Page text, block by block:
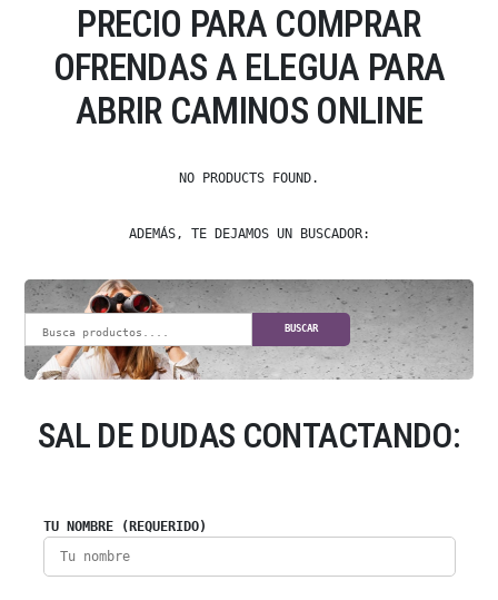
PRECIO PARA COMPRAR
OFRENDAS A ELEGUA PARA
ABRIR CAMINOS ONLINE
NO PRODUCTS FOUND.
ADEMÁS, TE DEJAMOS UN BUSCADOR:
BUSCAR
SAL DE DUDAS CONTACTANDO:
TU NOMBRE (REQUERIDO)